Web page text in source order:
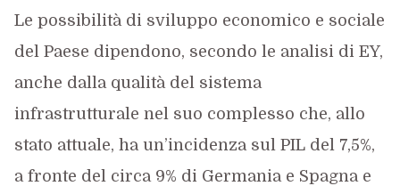
Le possibilità di sviluppo economico e sociale
del Paese dipendono, secondo le analisi di EY,
anche dalla qualità del sistema
infrastrutturale nel suo complesso che, allo
stato attuale, ha un’incidenza sul PIL del 7,5%,
a fronte del circa 9% di Germania e Spagna e